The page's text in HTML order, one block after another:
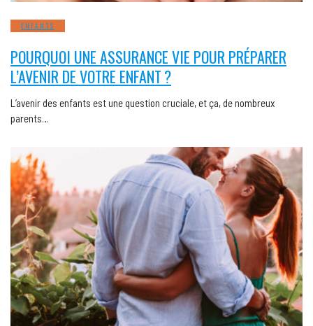
ENFANTS
POURQUOI UNE ASSURANCE VIE POUR PRÉPARER
L’AVENIR DE VOTRE ENFANT ?
L’avenir des enfants est une question cruciale, et ça, de nombreux
parents…